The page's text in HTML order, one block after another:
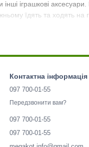
іграшкові
їдять та ходять
Контактна інформація
097 700-01-55
Передзвонити вам?
097 700-01-55
097 700-01-55